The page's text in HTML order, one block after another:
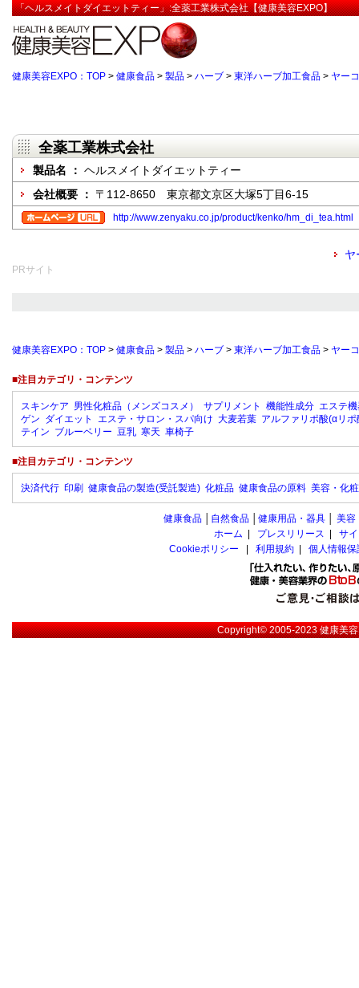
「ヘルスメイトダイエットティー」:全薬工業株式会社【健康美容EXPO】
健康美容EXPO：TOP > 健康食品 > 製品 > ハーブ > 東洋ハーブ加工食品 > ヤー
全薬工業株式会社
製品名 ： ヘルスメイトダイエットティー
会社概要 ： 〒112-8650 東京都文京区大塚5丁目6-15
http://www.zenyaku.co.jp/product/kenko/hm_di_tea.html
ヤ
PRサイト
健康美容EXPO：TOP > 健康食品 > 製品 > ハーブ > 東洋ハーブ加工食品 > ヤー
■注目カテゴリ・コンテンツ
スキンケア 男性化粧品（メンズコスメ） サプリメント 機能性成分 エステ
ゲン ダイエット エステ・サロン・スパ向け 大麦若葉 アルファリポ酸(αリポ
テイン ブルーベリー 豆乳 寒天 車椅子
■注目カテゴリ・コンテンツ
決済代行 印刷 健康食品の製造(受託製造) 化粧品 健康食品の原料 美容・化
健康食品 自然食品 健康用品・器具 美容
ホーム
プレスリリース
サ
Cookieポリシー
利用規約 個人情報
Copyright© 2005-2023健康美